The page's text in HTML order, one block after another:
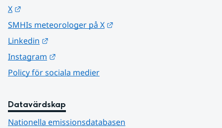
X
SMHIs meteorologer på X
Linkedin
Instagram
Policy för sociala medier
Datavärdskap
Nationella emissionsdatabasen